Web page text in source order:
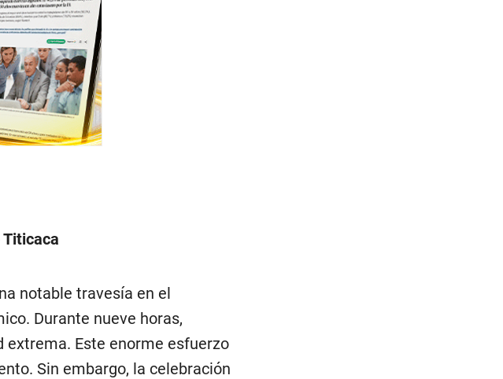
Titicaca
notable travesía en el
Durante nueve horas,
Este enorme esfuerzo
Sin embargo, la celebración